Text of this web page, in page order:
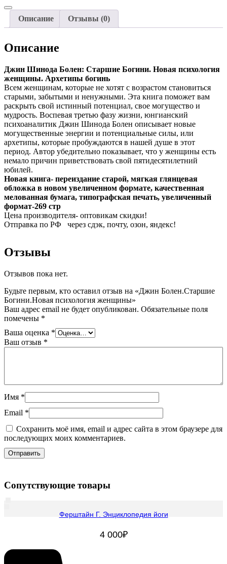
Болен.Старшие
Богини.Новая
психология
Описание Отзывы (0)
Описание
Джин Шинода Болен: Старшие Богини. Новая психология
женщины. Архетипы богинь
Всем женщинам, которые не хотят с возрастом становиться
старыми, забытыми и ненужными. Эта книга поможет вам
раскрыть свой истинный потенциал, свое могущество и
мудрость. Воспевая третью фазу жизни, юнгианский
психоаналитик Джин Шинода Болен описывает новые
могущественные энергии и потенциальные силы, или
архетипы, которые пробуждаются в нашей душе в этот
период. Автор убедительно показывает, что у женщины есть
немало причин приветствовать свой пятидесятилетний
юбилей.
Новая книга- переиздание старой, мягкая глянцевая
обложка в новом увеличенном формате, качественная
мелованная бумага, типографская печать, увеличенный
формат-269 стр
Цена производителя- оптовикам скидки!
Отправка по РФ через сдэк, почту, озон, яндекс!
Отзывы
Отзывов пока нет.
Будьте первым, кто оставил отзыв на «Джин Болен.Старшие
Богини.Новая психология женщины»
Ваш адрес email не будет опубликован. Обязательные поля
помечены *
Ваша оценка *
Ваш отзыв *
Имя *
Email *
Сохранить моё имя, email и адрес сайта в этом браузере для
последующих моих комментариев.
Сопутствующие товары
Ферштайн Г. Энциклопедия йоги
4 000₽